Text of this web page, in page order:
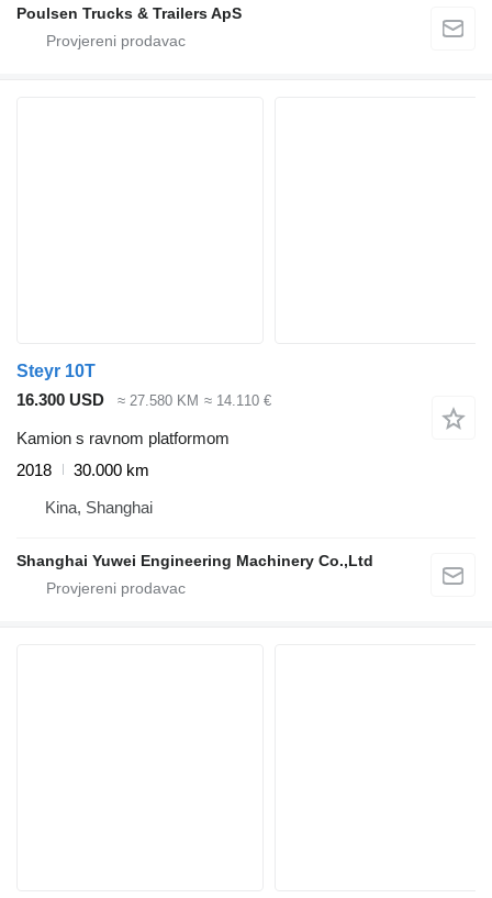
Poulsen Trucks & Trailers ApS
Steyr 10T
16.300 USD
≈ 27.580 KM ≈ 14.110 €
Kamion s ravnom platformom
2018
30.000 km
Kina, Shanghai
Shanghai Yuwei Engineering Machinery Co.,Ltd